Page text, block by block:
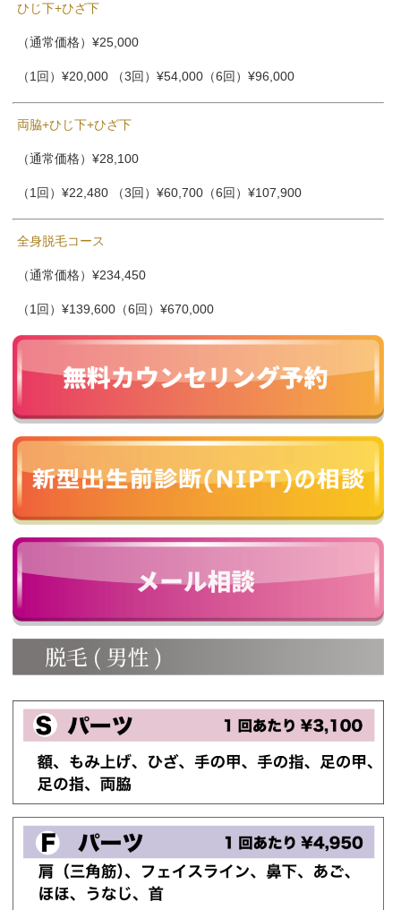
ひじ下+ひざ下
（通常価格）¥25,000
（1回）¥20,000 （3回）¥54,000（6回）¥96,000
両脇+ひじ下+ひざ下
（通常価格）¥28,100
（1回）¥22,480 （3回）¥60,700（6回）¥107,900
全身脱毛コース
（通常価格）¥234,450
（1回）¥139,600（6回）¥670,000